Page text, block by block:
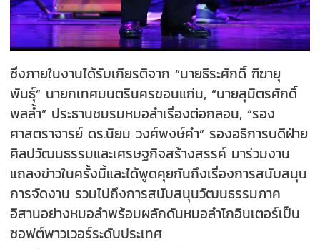
ซึ่งภายในงานได้รับเกียรติจาก “นายธีระศักดิ์ ฑีฆายุ
พันธุ์” นายกเทศมนตรีนครขอนแก่น, “นายสุมิตรศักดิ์
พลล้ำ” ประธานชมรมหมอลำเรื่องต่อกลอน, “รอง
ศาสตราจารย์ ดร.นิยม วงศ์พงษ์คำ” รองอธิการบดีฝ่าย
ศิลปวัฒนธรรมและเศรษฐกิจสร้างสรรค์ มาร่วมงาน
แถลงข่าวในครั้งนี้และได้พูดคุยกันถึงเรื่องการสนับสนุน
การจัดงาน รวมไปถึงการสนับสนุนวัฒนธรรมภาค
อีสานอย่างหมอลำพร้อมผลักดันหมอลำโกอินเตอร์เป็น
ซอฟต์พาวเวอร์ระดับประเทศ